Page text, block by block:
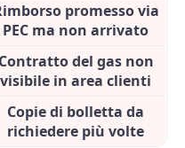
promesso via
PEC ma non arrivato
Contratto del gas non
visibile in area clienti
Copie di bolletta da
richiedere più volte